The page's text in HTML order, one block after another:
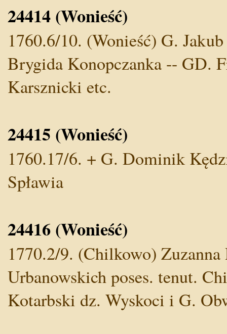
24414 (Wonieść)
1760.6/10. (Wonieść) G.
Brygida Konopczanka -- GD.
Karsznicki etc.
24415 (Wonieść)
1760.17/6. + G. Dominik
Spławia
24416 (Wonieść)
1770.2/9. (Chilkowo)
Urbanowskich poses. tenut.
Kotarbski dz. Wyskoci i G.